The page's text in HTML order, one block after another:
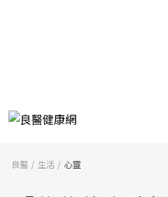
良醫 生活 心靈